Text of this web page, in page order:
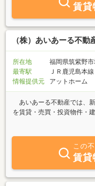
賃貸
（株）あいあーる不動
所在地
福岡県筑紫野
最寄駅
ＪＲ鹿児島本
情報提供元
アットホーム
あいあーる不動産では、
を賃貸・売買・投資物件・
満足できる、お客様にあっ
物ではなく個々に適したオ
サポートさせていただきま
この
賃貸